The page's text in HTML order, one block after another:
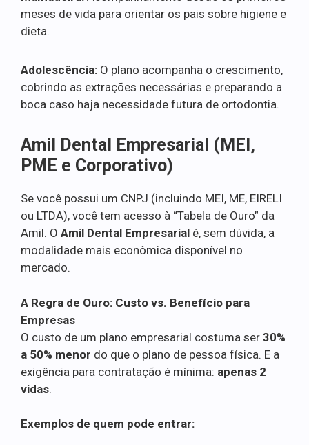
meses de vida para orientar os pais sobre higiene e
dieta.
Adolescência: O plano acompanha o crescimento,
cobrindo as extrações necessárias e preparando a
boca caso haja necessidade futura de ortodontia.
Amil Dental Empresarial (MEI,
PME e Corporativo)
Se você possui um CNPJ (incluindo MEI, ME, EIRELI
ou LTDA), você tem acesso à “Tabela de Ouro” da
Amil. O Amil Dental Empresarial é, sem dúvida, a
modalidade mais econômica disponível no
mercado.
A Regra de Ouro: Custo vs. Benefício para
Empresas
O custo de um plano empresarial costuma ser 30%
a 50% menor do que o plano de pessoa física. E a
exigência para contratação é mínima: apenas 2
vidas.
Exemplos de quem pode entrar: